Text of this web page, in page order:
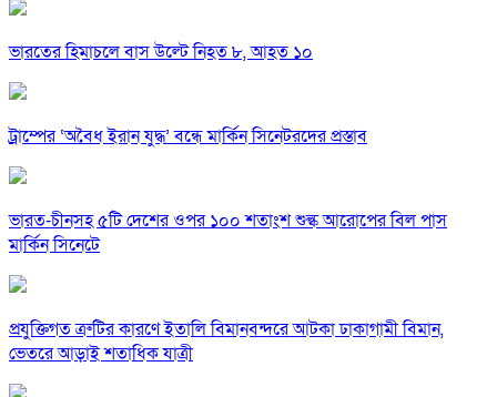
ভারতের হিমাচলে বাস উল্টে নিহত ৮, আহত ১০
ট্রাম্পের ‘অবৈধ ইরান যুদ্ধ’ বন্ধে মার্কিন সিনেটরদের প্রস্তাব
ভারত-চীনসহ ৫টি দেশের ওপর ১০০ শতাংশ শুল্ক আরোপের বিল পাস
মার্কিন সিনেটে
প্রযুক্তিগত ত্রুটির কারণে ইতালি বিমানবন্দরে আটকা ঢাকাগামী বিমান,
ভেতরে আড়াই শতাধিক যাত্রী